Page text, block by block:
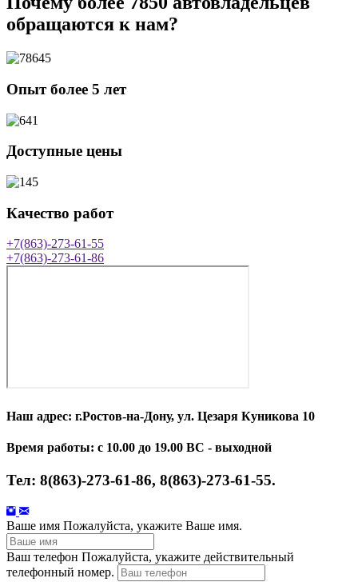
обращаются к нам?
Опыт более 5 лет
Доступные цены
Качество работ
+7(863)-273-61-55
+7(863)-273-61-86
Наш адрес: г.Ростов-на-Дону, ул. Цезаря Куникова 10
Время работы: с 10.00 до 19.00 ВС - выходной
Тел: 8(863)-273-61-86, 8(863)-273-61-55.
Ваше имя Пожалуйста, укажите Ваше имя.
Ваш телефон Пожалуйста, укажите действительный
телефонный номер.